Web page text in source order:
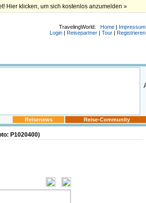
Hier klicken, um sich kostenlos anzumelden »
TravelingWorld: Home | Impressum
Login | Reisepartner | Tour | Registrieren
Reisenews Reise-Community
P1020400)